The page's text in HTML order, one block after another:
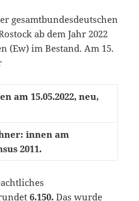
gesamtbundesdeutschen
ab dem Jahr 2022
(Ew) im Bestand. Am 15.
am 15.05.2022, neu,
innen am
2011.
6.150.Das wurde